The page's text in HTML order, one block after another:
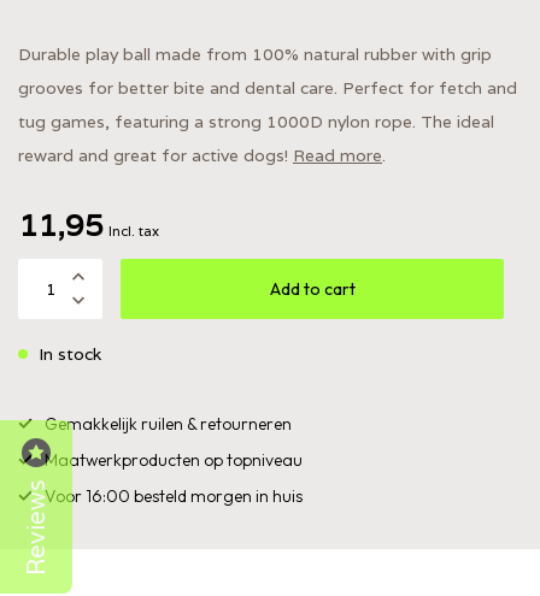
Durable play ball made from 100% natural rubber with grip
grooves for better bite and dental care. Perfect for fetch and
tug games, featuring a strong 1000D nylon rope. The ideal
reward and great for active dogs! Read more.
11,95 Incl. tax
Add to cart
In stock
Gemakkelijk ruilen & retourneren
Maatwerkproducten op topniveau
Voor 16:00 besteld morgen in huis
Reviews